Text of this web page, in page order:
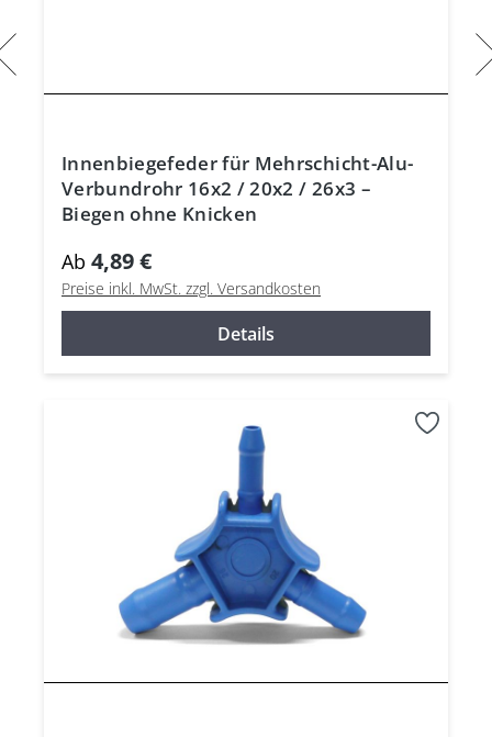
Innenbiegefeder für Mehrschicht-Alu-
Verbundrohr 16x2 / 20x2 / 26x3 –
Biegen ohne Knicken
Ab 4,89 €
Preise inkl. MwSt. zzgl. Versandkosten
Details